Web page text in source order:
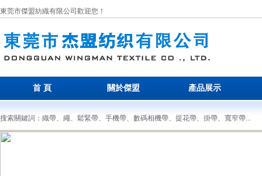
東莞市傑盟紡織有限公司歡迎您！
首 頁 關於傑盟 產品展示
搜索關鍵詞：織帶、繩、鬆緊帶、手機帶、數碼相機帶、提花帶、掛帶、寬窄帶...